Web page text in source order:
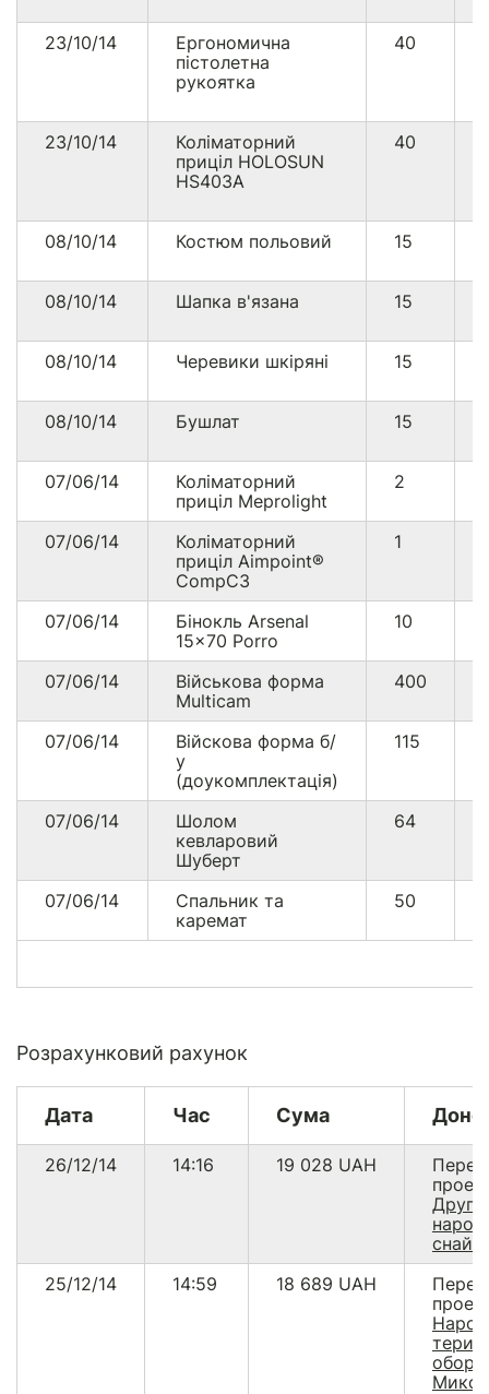
23/10/14
Ергономична
пістолетна
рукоятка
40
23/10/14
Коліматорний
приціл HOLOSUN
HS403A
40
08/10/14 Костюм польовий 15
08/10/14 Шапка в'язана 15
08/10/14 Черевики шкіряні 15
08/10/14 Бушлат 15
07/06/14
Коліматорний
приціл Meprolight
2
07/06/14
Коліматорний
приціл Aimpoint®
CompC3
1
07/06/14
Бінокль Arsenal
15×70 Porro
10
07/06/14
Військова форма
Multicam
400
07/06/14
Війскова форма б/
у
(доукомплектація)
115
07/06/14
Шолом
кевларовий
Шуберт
64
07/06/14
Спальник та
каремат
50
Розрахунковий рахунок
Дата Час Сума
26/12/14 14:16 19 028 UAH
25/12/14
14:59 18 689 UAH